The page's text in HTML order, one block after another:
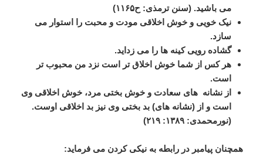
می باشید. (سنن ترمذی: ح۱۱۶۵
)
نیک خویی و خوش اخلاقی مودت و محبت را استوار می
سازد.
گشاده رویی کینه ها را می زداید.
هر کس از شما خوش اخلاق تر است نزد من محبوب تر
است.
از نشانه های سعادت و خوش بختی مرد، خوش اخلاقی وی
است و از (نشانه های)بد بختی وی نیز بد اخلاقی اوست.
(نورمحمدی:۱۳۸۹:۲۱۹)
همچنان پیامبر در رابطه به نیکی کردن می فرماید: